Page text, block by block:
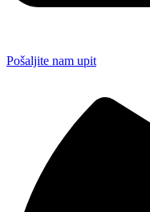
Pošaljite nam upit